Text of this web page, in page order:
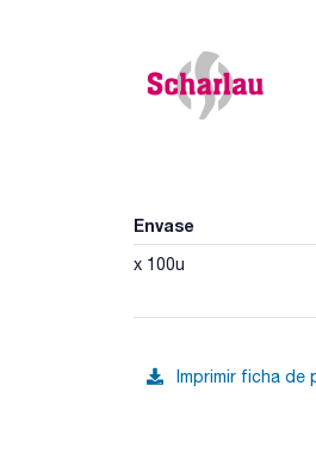
Envase
x 100u
Imprimir ficha de